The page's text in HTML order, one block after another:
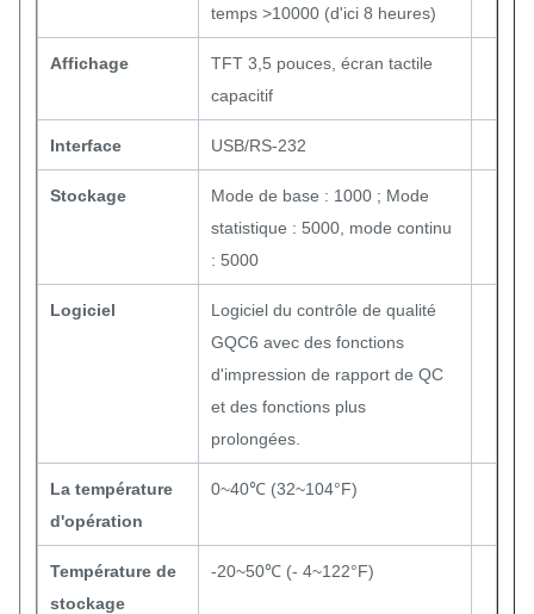
temps >10000 (d'ici 8 heures)
Affichage
TFT 3,5 pouces, écran tactile
capacitif
Interface USB/RS-232
Stockage
Mode de base : 1000 ; Mode
statistique : 5000, mode continu
: 5000
Logiciel
Logiciel du contrôle de qualité
GQC6 avec des fonctions
d'impression de rapport de QC
et des fonctions plus
prolongées.
La température
d'opération
0~40℃ (32~104°F)
Température de
stockage
-20~50℃ (- 4~122°F)